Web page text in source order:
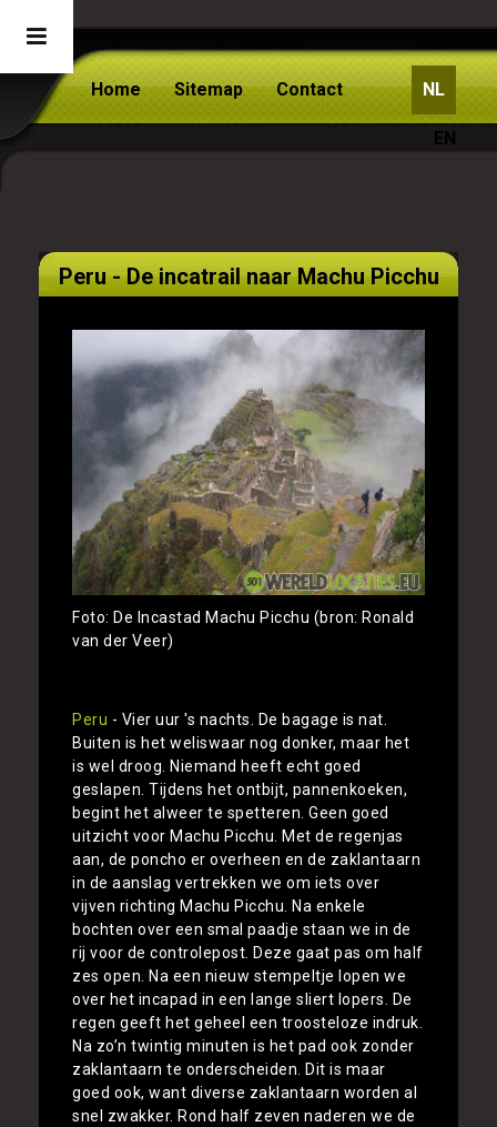
Home Sitemap Contact NL
EN
Peru - De incatrail naar Machu Picchu
Foto: De Incastad Machu Picchu (bron: Ronald
van der Veer)
Peru - Vier uur 's nachts. De bagage is nat.
Buiten is het weliswaar nog donker, maar het
is wel droog. Niemand heeft echt goed
geslapen. Tijdens het ontbijt, pannenkoeken,
begint het alweer te spetteren. Geen goed
uitzicht voor Machu Picchu. Met de regenjas
aan, de poncho er overheen en de zaklantaarn
in de aanslag vertrekken we om iets over
vijven richting Machu Picchu. Na enkele
bochten over een smal paadje staan we in de
rij voor de controlepost. Deze gaat pas om half
zes open. Na een nieuw stempeltje lopen we
over het incapad in een lange sliert lopers. De
regen geeft het geheel een troosteloze indruk.
Na zo’n twintig minuten is het pad ook zonder
zaklantaarn te onderscheiden. Dit is maar
goed ook, want diverse zaklantaarn worden al
snel zwakker. Rond half zeven naderen we de